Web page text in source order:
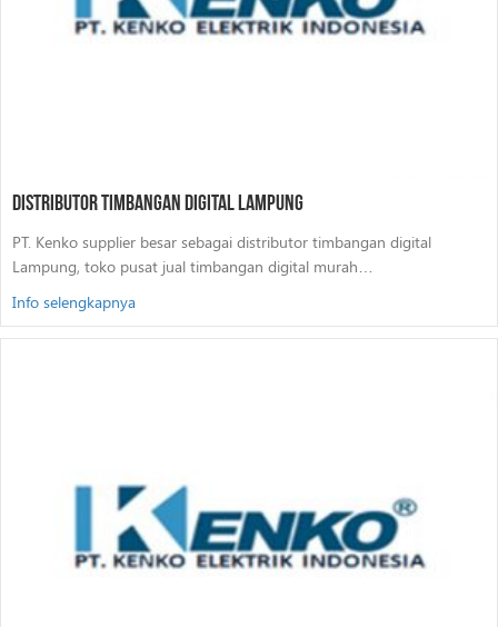
Distributor Timbangan Digital Lampung
PT. Kenko supplier besar sebagai distributor timbangan digital
Lampung, toko pusat jual timbangan digital murah…
Info selengkapnya